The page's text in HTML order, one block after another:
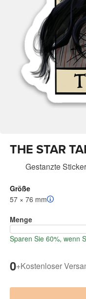
THE STAR
Gestanzte Sticker
Größe
57 × 76 mm
Menge
Sparen Sie 60%, wenn
0+Kostenloser